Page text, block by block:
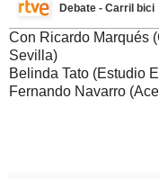
Debate - Carril bici
Con Ricardo Marqués
Sevilla)
Belinda Tato (Estudio
Fernando Navarro